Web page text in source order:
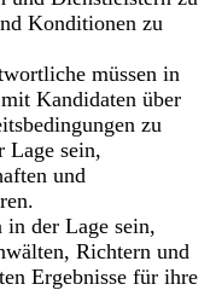
Konditionen zu
müssen in
Kandidaten über
zu
Lage sein,
und
in der Lage sein,
Richtern und
Ergebnisse für ihre